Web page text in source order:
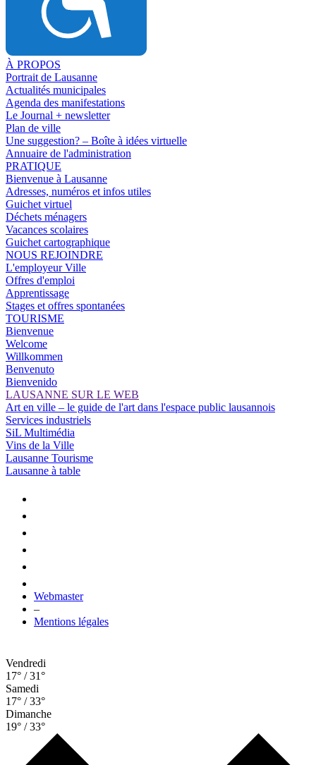
À PROPOS
Portrait de Lausanne
Actualités municipales
Agenda des manifestations
Le Journal + newsletter
Plan de ville
Une suggestion? – Boîte à idées virtuelle
Annuaire de l'administration
PRATIQUE
Bienvenue à Lausanne
Adresses, numéros et infos utiles
Guichet virtuel
Déchets ménagers
Vacances scolaires
Guichet cartographique
NOUS REJOINDRE
L'employeur Ville
Offres d'emploi
Apprentissage
Stages et offres spontanées
TOURISME
Bienvenue
Welcome
Willkommen
Benvenuto
Bienvenido
LAUSANNE SUR LE WEB
Art en ville – le guide de l'art dans l'espace public lausannois
Services industriels
SiL Multimédia
Vins de la Ville
Lausanne Tourisme
Lausanne à table
Webmaster
–
Mentions légales
Vendredi
17° / 31°
Samedi
17° / 33°
Dimanche
19° / 33°